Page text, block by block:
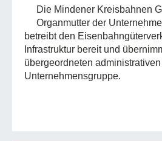
Die Mindener Kreisbahnen
Organmutter der
betreibt den
Infrastruktur bereit und
übergeordneten
Unternehmensgruppe.